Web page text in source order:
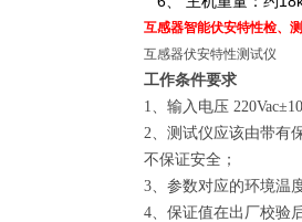
互感器智能伏安特性检、
互感器伏安特性测试仪
工作条件要求
1、输入电压
2、测试仪应该由带有
不保证安全；
3、参数对应的环境
4、保证值在出厂校验